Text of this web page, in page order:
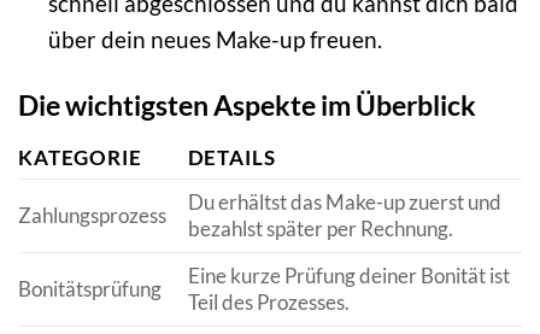
über dein neues Make-up freuen.
Die wichtigsten Aspekte im Überblick
KATEGORIE DETAILS
Zahlungsprozess
Du erhältst das Make-up zuerst und
bezahlst später per Rechnung.
Bonitätsprüfung
Eine kurze Prüfung deiner Bonität ist
Teil des Prozesses.